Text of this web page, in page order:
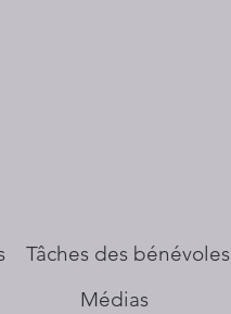
Tâches des bénévoles
Médias